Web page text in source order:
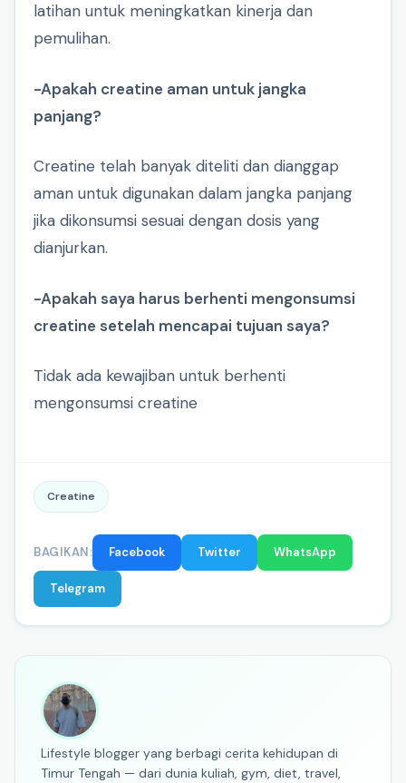
latihan untuk meningkatkan kinerja dan
pemulihan.
-Apakah creatine aman untuk jangka
panjang?
Creatine telah banyak diteliti dan dianggap
aman untuk digunakan dalam jangka panjang
jika dikonsumsi sesuai dengan dosis yang
dianjurkan.
-Apakah saya harus berhenti mengonsumsi
creatine setelah mencapai tujuan saya?
Tidak ada kewajiban untuk berhenti
mengonsumsi creatine
Creatine
BAGIKAN: Facebook Twitter WhatsApp
Telegram
Lifestyle blogger yang berbagi cerita kehidupan di
Timur Tengah — dari dunia kuliah, gym, diet, travel,